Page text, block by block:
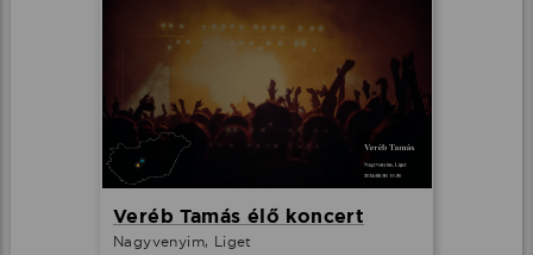
Veréb Tamás élő koncert
Nagyvenyim, Liget